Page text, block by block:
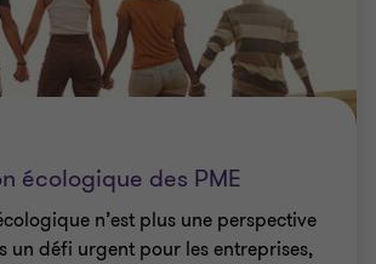
écologique des PME
n’est plus une perspective
un défi urgent pour les entreprises,